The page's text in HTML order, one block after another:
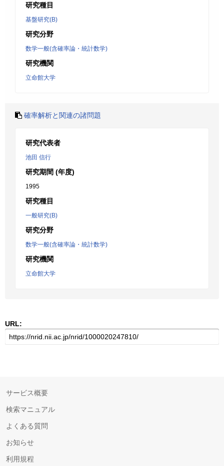
研究種目
基盤研究(B)
研究分野
数学一般(含確率論・統計数学)
研究機関
立命館大学
確率解析と関連の諸問題
研究代表者
池田 信行
研究期間 (年度)
1995
研究種目
一般研究(B)
研究分野
数学一般(含確率論・統計数学)
研究機関
立命館大学
URL:
サービス概要
検索マニュアル
よくある質問
お知らせ
利用規程